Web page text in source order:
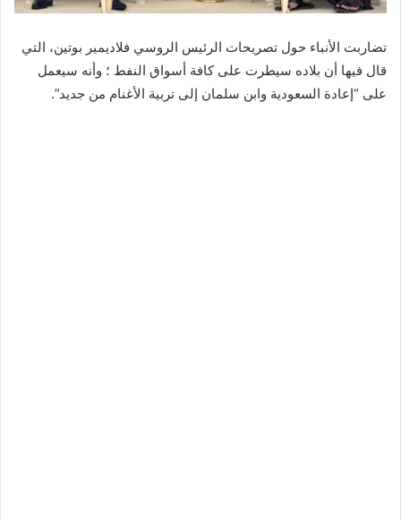
تضاربت الأنباء حول تصريحات الرئيس الروسي فلاديمير بوتين، التي
قال فيها أن بلاده سيطرت على كافة أسواق النفط ؛ وأنه سيعمل
على “إعادة السعودية وابن سلمان إلى تربية الأغنام من جديد”.